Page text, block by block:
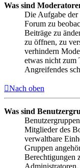
Was sind
Die Aufgabe der
Forum zu
Beiträge zu
zu öffnen, zu
verhindern
etwas nicht zum
Angreifendes
Nach oben
Was sind
Mitglieder des
verwaltbare
Gruppen
Berechtigungen